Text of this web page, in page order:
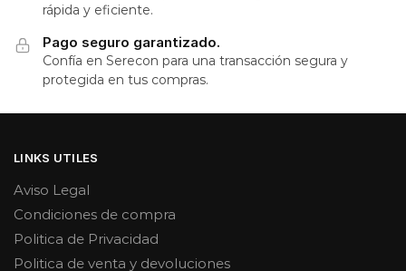
rápida y eficiente.
Pago seguro garantizado.
Confía en Serecon para una transacción segura y
protegida en tus compras.
LINKS UTILES
Aviso Legal
Condiciones de compra
Politica de Privacidad
Politica de venta y devoluciones